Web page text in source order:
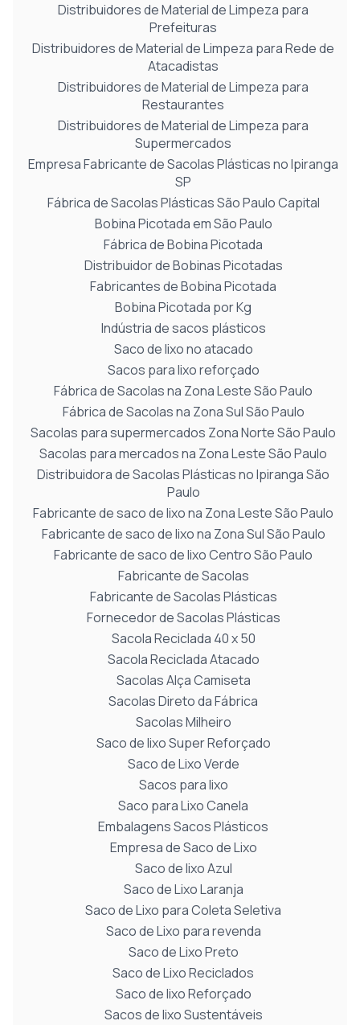
Distribuidores de Material de Limpeza para
Prefeituras
Distribuidores de Material de Limpeza para Rede de
Atacadistas
Distribuidores de Material de Limpeza para
Restaurantes
Distribuidores de Material de Limpeza para
Supermercados
Empresa Fabricante de Sacolas Plásticas no Ipiranga
SP
Fábrica de Sacolas Plásticas São Paulo Capital
Bobina Picotada em São Paulo
Fábrica de Bobina Picotada
Distribuidor de Bobinas Picotadas
Fabricantes de Bobina Picotada
Bobina Picotada por Kg
Indústria de sacos plásticos
Saco de lixo no atacado
Sacos para lixo reforçado
Fábrica de Sacolas na Zona Leste São Paulo
Fábrica de Sacolas na Zona Sul São Paulo
Sacolas para supermercados Zona Norte São Paulo
Sacolas para mercados na Zona Leste São Paulo
Distribuidora de Sacolas Plásticas no Ipiranga São
Paulo
Fabricante de saco de lixo na Zona Leste São Paulo
Fabricante de saco de lixo na Zona Sul São Paulo
Fabricante de saco de lixo Centro São Paulo
Fabricante de Sacolas
Fabricante de Sacolas Plásticas
Fornecedor de Sacolas Plásticas
Sacola Reciclada 40 x 50
Sacola Reciclada Atacado
Sacolas Alça Camiseta
Sacolas Direto da Fábrica
Sacolas Milheiro
Saco de lixo Super Reforçado
Saco de Lixo Verde
Sacos para lixo
Saco para Lixo Canela
Embalagens Sacos Plásticos
Empresa de Saco de Lixo
Saco de lixo Azul
Saco de Lixo Laranja
Saco de Lixo para Coleta Seletiva
Saco de Lixo para revenda
Saco de Lixo Preto
Saco de Lixo Reciclados
Saco de lixo Reforçado
Sacos de lixo Sustentáveis